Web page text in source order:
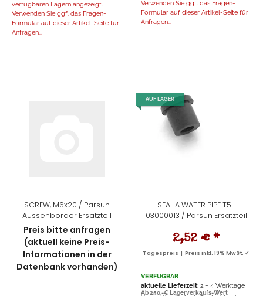
verfügbaren Lägern angezeigt.
Verwenden Sie ggf. das Fragen-
Formular auf dieser Artikel-Seite für
Anfragen...
Verwenden Sie ggf. das Fragen-
Formular auf dieser Artikel-Seite für
Anfragen...
SCREW, M6x20 / Parsun
Aussenborder Ersatzteil
Preis bitte anfragen
(aktuell keine Preis-
Informationen in der
Datenbank vorhanden)
AUF LAGER
SEAL A WATER PIPE T5-
03000013 / Parsun Ersatzteil
2,52 € *
Tagespreis | Preis inkl. 19% MwSt. ✓
VERFÜGBAR
aktuelle Lieferzeit: 2 - 4 Werktage
Ab 250,-€ Lagerverkaufs-Wert